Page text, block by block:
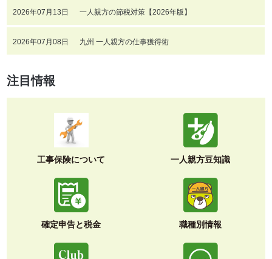
2026年07月13日 一人親方の節税対策【2026年版】
2026年07月08日 九州 一人親方の仕事獲得術
注目情報
工事保険について 一人親方豆知識
確定申告と税金 職種別情報